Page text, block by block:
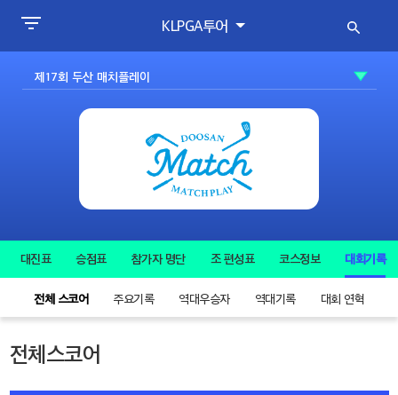
KLPGA투어
대진표 승점표 참가자 명단 조 편성표 코스정보 대회기록
전체 스코어 주요기록 역대우승자 역대기록 대회 연혁
전체스코어